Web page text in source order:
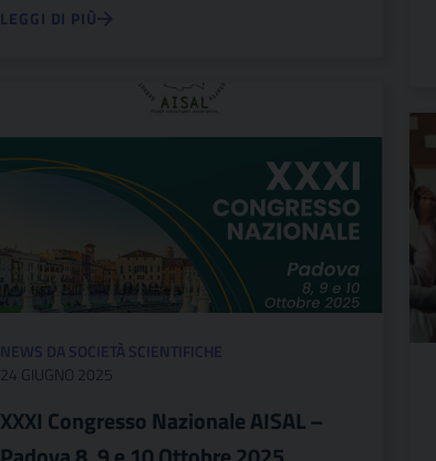
LEGGI DI PIÙ
NEWS DA SOCIETÀ SCIENTIFICHE
24 GIUGNO 2025
XXXI Congresso Nazionale AISAL –